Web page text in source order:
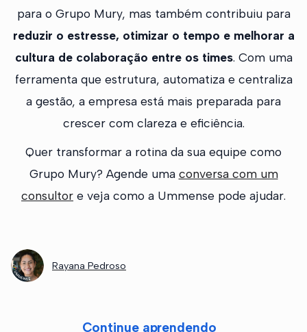
Continue aprendendo
para o Grupo Mury, mas também contribuiu para
reduzir o estresse, otimizar o tempo e melhorar a
cultura de colaboração entre os times. Com uma
ferramenta que estrutura, automatiza e centraliza
a gestão, a empresa está mais preparada para
crescer com clareza e eficiência.
Quer transformar a rotina da sua equipe como
Grupo Mury? Agende uma conversa com um
consultor e veja como a Ummense pode ajudar.
Rayana Pedroso